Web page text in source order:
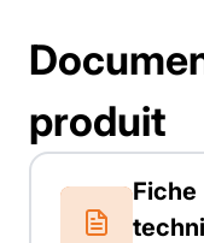
produit
Fiche